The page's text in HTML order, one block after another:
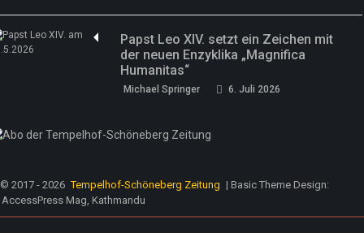
Papst Leo XIV. setzt ein Zeichen mit
der neuen Enzyklika „Magnifica
Humanitas“
Michael Springer 6. Juli 2026
© 2017 - 2026 Tempelhof-Schöneberg Zeitung | Basic Theme Design:
AccessPress Mag, Kathmandu